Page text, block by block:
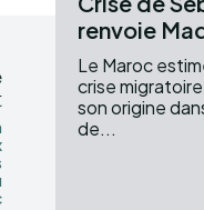
renvoie
Le Maroc
crise
son origine
de...